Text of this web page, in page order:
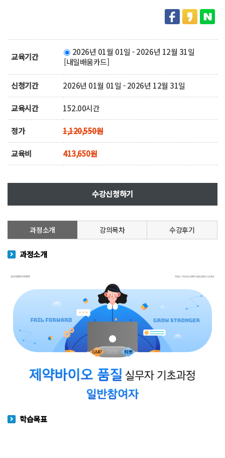
교육기간
2026년 01월 01일 - 2026년 12월 31일
[내일배움카드]
신청기간 2026년 01월 01일 - 2026년 12월 31일
교육시간 152.00시간
정가 1,120,550원
교육비 413,650원
수강신청하기
과정소개 강의목차 수강후기
과정소개
학습목표